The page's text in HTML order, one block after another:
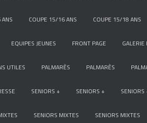
COUPE 15/16 ANS COUPE 15/18 ANS
EQUIPES JEUNES FRONT PAGE
UTILES PALMARÈS PALMARÈS
SENIORS + SENIORS + SENIORS
SENIORS MIXTES SENIORS MIXTES